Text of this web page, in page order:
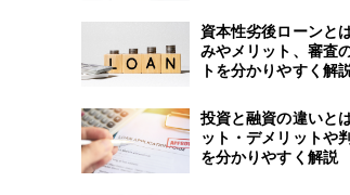
資本性劣後ローンと
みやメリット、審査
トを分かりやすく解
投資と融資の違いと
ット・デメリットや
を分かりやすく解説